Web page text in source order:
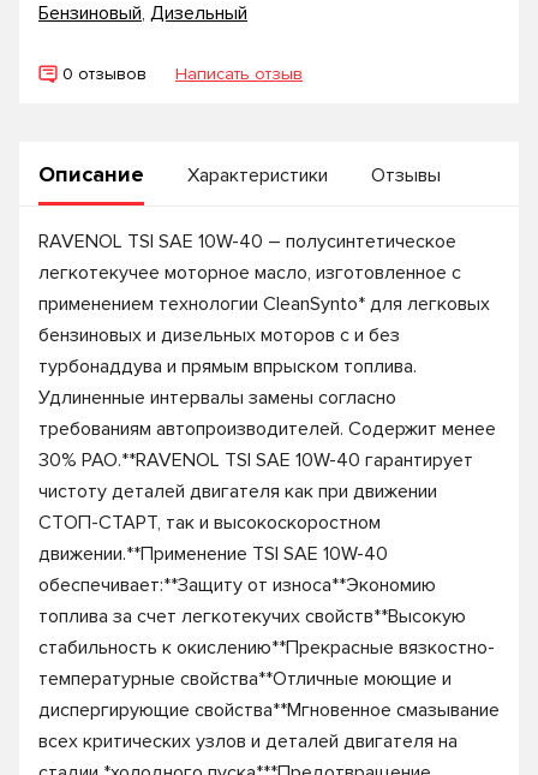
Бензиновый, Дизельный
0 отзывов Написать отзыв
Описание Характеристики Отзывы
RAVENOL TSI SAE 10W-40 – полусинтетическое
легкотекучее моторное масло, изготовленное с
применением технологии CleanSynto* для легковых
бензиновых и дизельных моторов с и без
турбонаддува и прямым впрыском топлива.
Удлиненные интервалы замены согласно
требованиям автопроизводителей. Содержит менее
30% PAO.**RAVENOL TSI SAE 10W-40 гарантирует
чистоту деталей двигателя как при движении
СТОП-СТАРТ, так и высокоскоростном
движении.**Применение TSI SAE 10W-40
обеспечивает:**Защиту от износа**Экономию
топлива за счет легкотекучих свойств**Высокую
стабильность к окислению**Прекрасные вязкостно-
температурные свойства**Отличные моющие и
диспергирующие свойства**Мгновенное смазывание
всех критических узлов и деталей двигателя на